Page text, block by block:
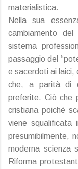
materialistica.
Nella sua
cambiamento
sistema
passaggio del
e sacerdoti ai laici,
che, a parità di
preferite. Ciò che
cristiana poiché
viene squalificata
presumibilmente,
moderna scienza
Riforma